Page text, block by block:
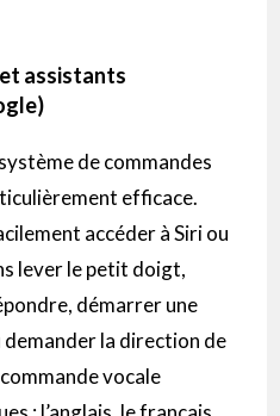
assistants
de commandes
efficace.
accéder à Siri ou
lever le petit doigt,
démarrer une
demander la direction de
vocale